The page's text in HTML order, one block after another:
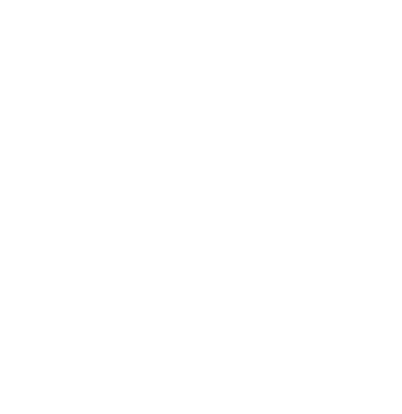
は一号被保険者
険加入者
医療保険加入者
医療保険加入者
医療保険加入者